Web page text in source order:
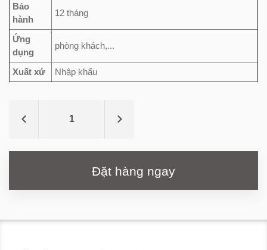
Bảo
hành
12 tháng
Ứng
dụng
phòng khách,...
Xuất xứ Nhập khẩu
Đặt hàng ngay